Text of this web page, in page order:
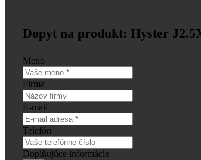
Dopyt na produkt: Hyster
Meno
Firma
E-mail
Telefón
Doplňujúce informácie